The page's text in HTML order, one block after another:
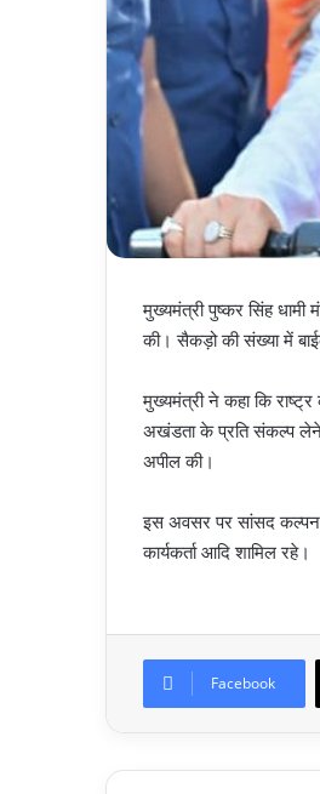
मुख्यमंत्री पुष्कर सिंह
की। सैकड़ो की संख्या में
मुख्यमंत्री ने कहा कि
अखंडता के प्रति संकल्प लेने
अपील की।
इस अवसर पर सांसद कल्पना
कार्यकर्ता आदि शामिल रहे।
Facebook